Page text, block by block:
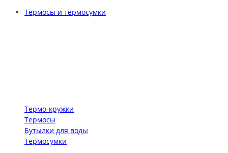
Термосы и термосумки
Термо-кружки
Термосы
Бутылки для воды
Термосумки